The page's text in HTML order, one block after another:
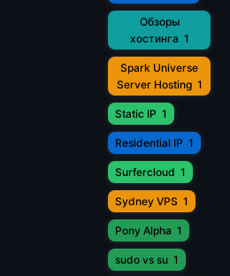
Обзоры
хостинга 1
Spark Universe
Server Hosting 1
Static IP 1
Residential IP 1
Surfercloud 1
Sydney VPS 1
Pony Alpha 1
sudo vs su 1